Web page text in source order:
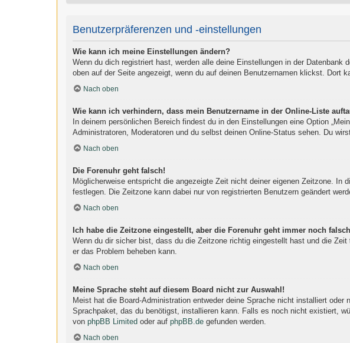
Benutzerpräferenzen und -einstellungen
Wie kann ich meine Einstellungen ändern?
Wenn du dich registriert hast, werden alle deine Einstellungen in der
oben auf der Seite angezeigt, wenn du auf deinen Benutzernamen klickst. Dort
Nach oben
Wie kann ich verhindern, dass mein Benutzername in der Online-Liste
In deinem persönlichen Bereich findest du in den Einstellungen eine Option
Administratoren, Moderatoren und du selbst deinen Online-Status sehen. Du
Nach oben
Die Forenuhr geht falsch!
Möglicherweise entspricht die angezeigte Zeit nicht deiner eigenen Zeitzone.
festlegen. Die Zeitzone kann dabei nur von registrierten Benutzern geändert
Nach oben
Ich habe die Zeitzone eingestellt, aber die Forenuhr geht immer noch
Wenn du dir sicher bist, dass du die Zeitzone richtig eingestellt hast und die
er das Problem beheben kann.
Nach oben
Meine Sprache steht auf diesem Board nicht zur Auswahl!
Meist hat die Board-Administration entweder deine Sprache nicht installiert
Sprachpaket, das du benötigst, installieren kann. Falls es noch nicht existiert,
von phpBB Limited oder auf phpBB.de gefunden werden.
Nach oben